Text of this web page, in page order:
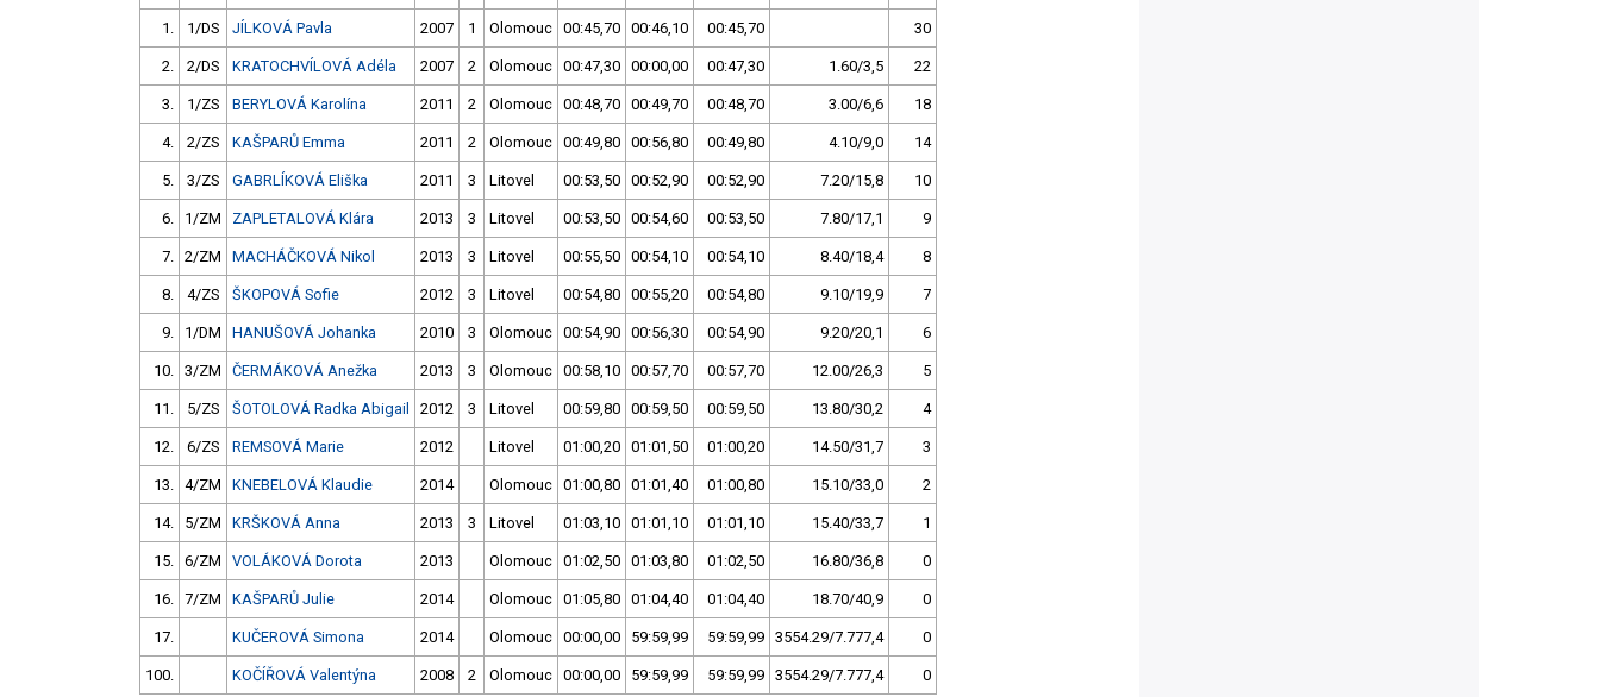
1. 1/DS JÍLKOVÁ Pavla 2007 1 Olomouc 00:45,70 00:46,10 00:45,70 30
2. 2/DS KRATOCHVÍLOVÁ Adéla 2007 2 Olomouc 00:47,30 00:00,00 00:47,30 1.60/3,5 22
3. 1/ZS BERYLOVÁ Karolína 2011 2 Olomouc 00:48,70 00:49,70 00:48,70 3.00/6,6 18
4. 2/ZS KAŠPARŮ Emma 2011 2 Olomouc 00:49,80 00:56,80 00:49,80 4.10/9,0 14
5. 3/ZS GABRLÍKOVÁ Eliška 2011 3 Litovel 00:53,50 00:52,90 00:52,90 7.20/15,8 10
6. 1/ZM ZAPLETALOVÁ Klára 2013 3 Litovel 00:53,50 00:54,60 00:53,50 7.80/17,1 9
7. 2/ZM MACHÁČKOVÁ Nikol 2013 3 Litovel 00:55,50 00:54,10 00:54,10 8.40/18,4 8
8. 4/ZS ŠKOPOVÁ Sofie 2012 3 Litovel 00:54,80 00:55,20 00:54,80 9.10/19,9 7
9. 1/DM HANUŠOVÁ Johanka 2010 3 Olomouc 00:54,90 00:56,30 00:54,90 9.20/20,1 6
10. 3/ZM ČERMÁKOVÁ Anežka 2013 3 Olomouc 00:58,10 00:57,70 00:57,70 12.00/26,3 5
11. 5/ZS ŠOTOLOVÁ Radka Abigail 2012 3 Litovel 00:59,80 00:59,50 00:59,50 13.80/30,2 4
12. 6/ZS REMSOVÁ Marie 2012 Litovel 01:00,20 01:01,50 01:00,20 14.50/31,7 3
13. 4/ZM KNEBELOVÁ Klaudie 2014 Olomouc 01:00,80 01:01,40 01:00,80 15.10/33,0 2
14. 5/ZM KRŠKOVÁ Anna 2013 3 Litovel 01:03,10 01:01,10 01:01,10 15.40/33,7 1
15. 6/ZM VOLÁKOVÁ Dorota 2013 Olomouc 01:02,50 01:03,80 01:02,50 16.80/36,8 0
16. 7/ZM KAŠPARŮ Julie 2014 Olomouc 01:05,80 01:04,40 01:04,40 18.70/40,9 0
17. KUČEROVÁ Simona 2014 Olomouc 00:00,00 59:59,99 59:59,99 3554.29/7.777,4 0
100. KOČÍŘOVÁ Valentýna 2008 2 Olomouc 00:00,00 59:59,99 59:59,99 3554.29/7.777,4 0